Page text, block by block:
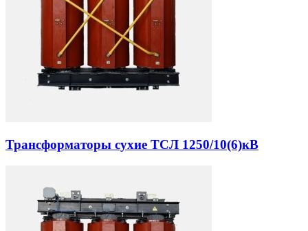
Трансформаторы сухие ТСЛ 1250/10(6)кВ